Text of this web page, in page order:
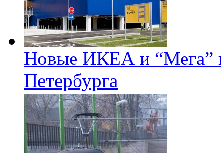
Новые ИКЕА и “Мега”
Петербурга